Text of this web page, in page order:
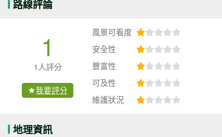
路線評論
1
1人評分
我要評分
風景可看度
安全性
豐富性
可及性
維護狀況
地理資訊